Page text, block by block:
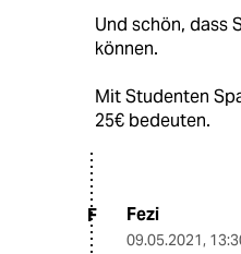
Und schön, dass
können.
Mit Studenten
25€ bedeuten.
F Fezi
09.05.2021,